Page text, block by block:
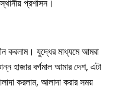
প্রশাসন।
করলাম। যুদ্ধের মাধ্যমে আমরা
হাজার বর্গমাল আমার দেশ, এটা
করলাম, আলাদা করার সময়